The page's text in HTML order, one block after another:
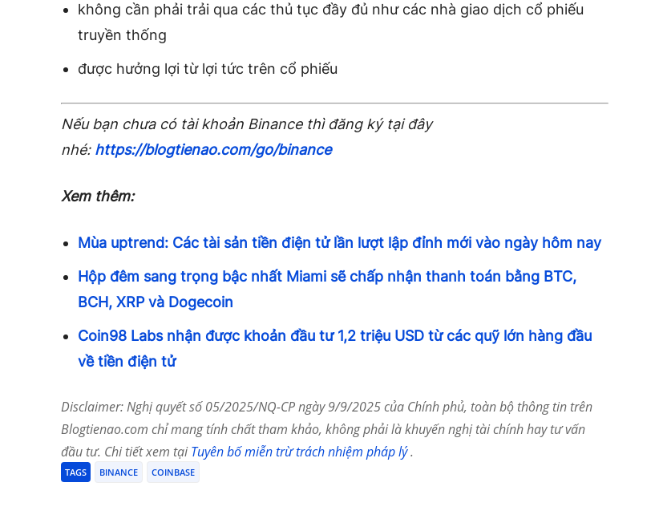
không cần phải trải qua các thủ tục đầy đủ như các nhà giao dịch cổ phiếu
truyền thống
được hưởng lợi từ lợi tức trên cổ phiếu
Nếu bạn chưa có tài khoản Binance thì đăng ký tại đây
nhé: https://blogtienao.com/go/binance
Xem thêm:
Mùa uptrend: Các tài sản tiền điện tử lần lượt lập đỉnh mới vào ngày hôm nay
Hộp đêm sang trọng bậc nhất Miami sẽ chấp nhận thanh toán bằng BTC,
BCH, XRP và Dogecoin
Coin98 Labs nhận được khoản đầu tư 1,2 triệu USD từ các quỹ lớn hàng đầu
về tiền điện tử
Disclaimer: Nghị quyết số 05/2025/NQ-CP ngày 9/9/2025 của Chính phủ, toàn bộ thông tin trên
Blogtienao.com chỉ mang tính chất tham khảo, không phải là khuyến nghị tài chính hay tư vấn
đầu tư. Chi tiết xem tạiTuyên bố miễn trừ trách nhiệm pháp lý.
TAGS BINANCE COINBASE